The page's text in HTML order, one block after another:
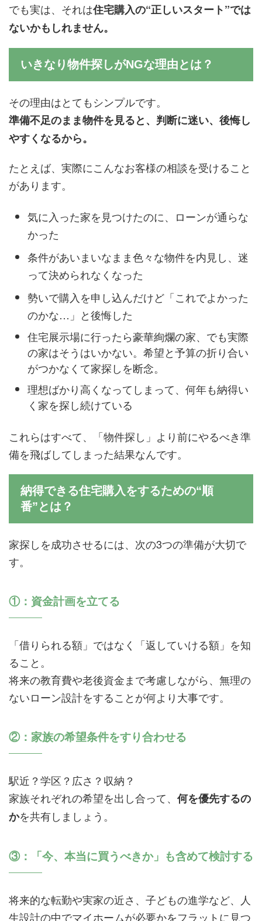
でも実は、それは住宅購入の“正しいスタート”では
ないかもしれません。
いきなり物件探しがNGな理由とは？
その理由はとてもシンプルです。
準備不足のまま物件を見ると、判断に迷い、後悔し
やすくなるから。
たとえば、実際にこんなお客様の相談を受けること
があります。
気に入った家を見つけたのに、ローンが通らな
かった
条件があいまいなまま色々な物件を内見し、迷
って決められなくなった
勢いで購入を申し込んだけど「これでよかった
のかな…」と後悔した
住宅展示場に行ったら豪華絢爛の家、でも実際
の家はそうはいかない。希望と予算の折り合い
がつかなくて家探しを断念。
理想ばかり高くなってしまって、何年も納得い
く家を探し続けている
これらはすべて、「物件探し」より前にやるべき準
備を飛ばしてしまった結果なんです。
納得できる住宅購入をするための“順
番”とは？
家探しを成功させるには、次の3つの準備が大切で
す。
①：資金計画を立てる
「借りられる額」ではなく「返していける額」を知
ること。
将来の教育費や老後資金まで考慮しながら、無理の
ないローン設計をすることが何より大事です。
②：家族の希望条件をすり合わせる
駅近？学区？広さ？収納？
家族それぞれの希望を出し合って、 何を優先するの
かを共有しましょう。
③：「今、本当に買うべきか」も含めて検討する
将来的な転勤や実家の近さ、子どもの進学など、人
生設計の中でマイホームが必要かをフラットに見つ